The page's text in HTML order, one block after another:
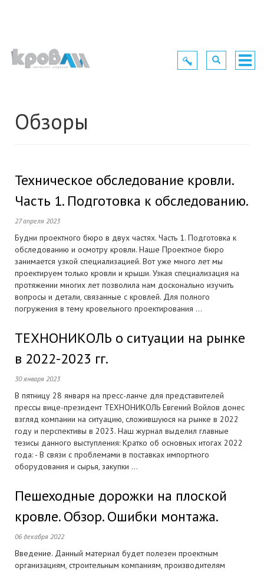
Toggle
navigation
Toggle
navigation
Обзоры
Техническое обследование кровли.
Часть 1. Подготовка к обследованию.
27 апреля 2023
Будни проектного бюро в двух частях. Часть 1. Подготовка к
обследованию и осмотру кровли. Наше Проектное бюро
занимается узкой специализацией. Вот уже много лет мы
проектируем только кровли и крыши. Узкая специализация на
протяжении многих лет позволила нам досконально изучить
вопросы и детали, связанные с кровлей. Для полного
погружения в тему кровельного проектирования ...
ТЕХНОНИКОЛЬ о ситуации на рынке
в 2022-2023 гг.
30 января 2023
В пятницу 28 января на пресс-ланче для представителей
прессы вице-президент ТЕХНОНИКОЛЬ Евгений Войлов донес
взгляд компании на ситуацию, сложившуюся на рынке в 2022
году и перспективы в 2023. Наш журнал выделил главные
тезисы данного выступления: Кратко об основных итогах 2022
года: - В связи с проблемами в поставках импортного
оборудования и сырья, закупки ...
Пешеходные дорожки на плоской
кровле. Обзор. Ошибки монтажа.
06 декабря 2022
Введение. Данный материал будет полезен проектным
организациям, строительным компаниям, производителям